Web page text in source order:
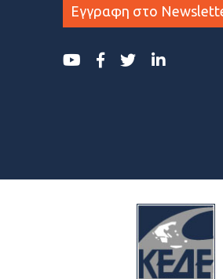
Εγγραφη στο